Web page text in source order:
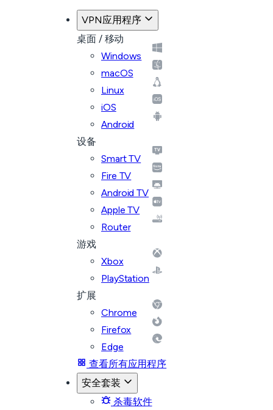
VPN应用程序
桌面 / 移动
Windows
macOS
Linux
iOS
Android
设备
Smart TV
Fire TV
Android TV
Apple TV
Router
游戏
Xbox
PlayStation
扩展
Chrome
Firefox
Edge
查看所有应用程序
安全套装
杀毒软件